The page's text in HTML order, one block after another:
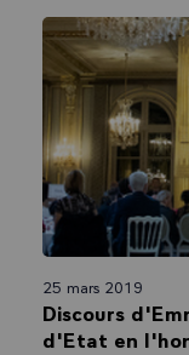
25 mars 2019
Discours
d'Etat en